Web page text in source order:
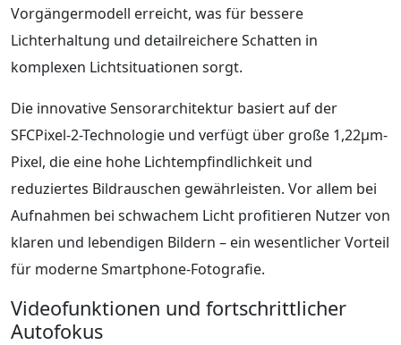
Vorgängermodell erreicht, was für bessere
Lichterhaltung und detailreichere Schatten in
komplexen Lichtsituationen sorgt.
Die innovative Sensorarchitektur basiert auf der
SFCPixel-2-Technologie und verfügt über große 1,22μm-
Pixel, die eine hohe Lichtempfindlichkeit und
reduziertes Bildrauschen gewährleisten. Vor allem bei
Aufnahmen bei schwachem Licht profitieren Nutzer von
klaren und lebendigen Bildern – ein wesentlicher Vorteil
für moderne Smartphone-Fotografie.
Videofunktionen und fortschrittlicher
Autofokus